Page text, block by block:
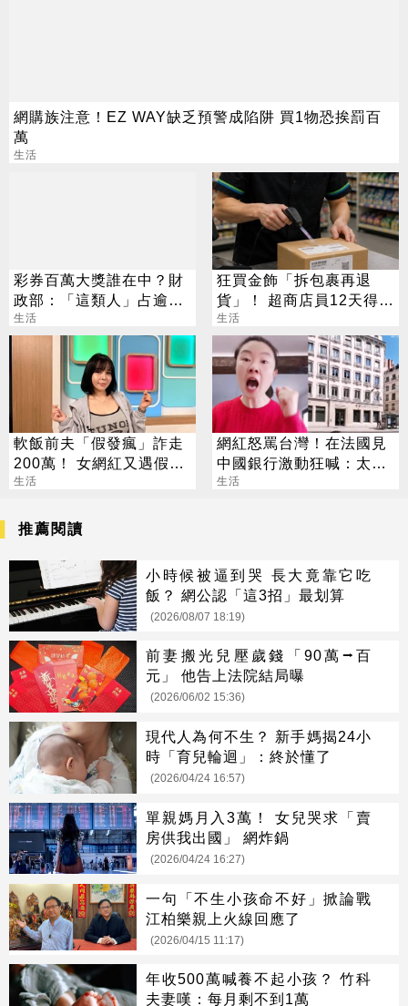
網購族注意！EZ WAY缺乏預警成陷阱 買1物恐挨罰百
萬
生活
彩券百萬大獎誰在中？財
政部：「這類人」占逾6
成
生活
狂買金飾「拆包裹再退
貨」！ 超商店員12天得手
39萬 下場出爐
生活
軟飯前夫「假發瘋」詐走
200萬！ 女網紅又遇假富
豪 養套殺噴2千萬
生活
網紅怒罵台灣！在法國見
中國銀行激動狂喊：太驕
傲
生活
推薦閱讀
小時候被逼到哭 長大竟靠它吃
飯？ 網公認「這3招」最划算
(2026/08/07 18:19)
前妻搬光兒壓歲錢「90萬⭢百
元」 他告上法院結局曝
(2026/06/02 15:36)
現代人為何不生？ 新手媽揭24小
時「育兒輪迴」：終於懂了
(2026/04/24 16:57)
單親媽月入3萬！ 女兒哭求「賣
房供我出國」 網炸鍋
(2026/04/24 16:27)
一句「不生小孩命不好」掀論戰
江柏樂親上火線回應了
(2026/04/15 11:17)
年收500萬喊養不起小孩？ 竹科
夫妻嘆：每月剩不到1萬